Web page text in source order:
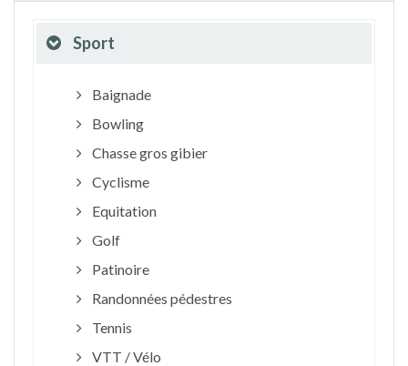
Sport
Baignade
Bowling
Chasse gros gibier
Cyclisme
Equitation
Golf
Patinoire
Randonnées pédestres
Tennis
VTT / Vélo